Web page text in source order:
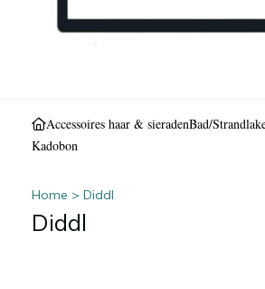
Accessoires haar & sieradenBad/
Kadobon
Home > Diddl
Diddl